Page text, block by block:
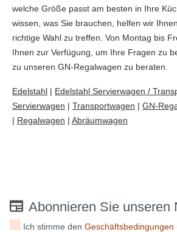
welche Größe passt am besten in Ihre
wissen, was Sie brauchen, helfen wir
richtige Wahl zu treffen. Von Montag bis
Ihnen zur Verfügung, um Ihre Fragen zu
zu unseren GN-Regalwagen zu beraten.
Edelstahl | Edelstahl Servierwagen /
Servierwagen | Transportwagen | GN-
| Regalwagen | Abräumwagen
Abonnieren Sie unseren
Ich stimme denGeschäftsbedingungen